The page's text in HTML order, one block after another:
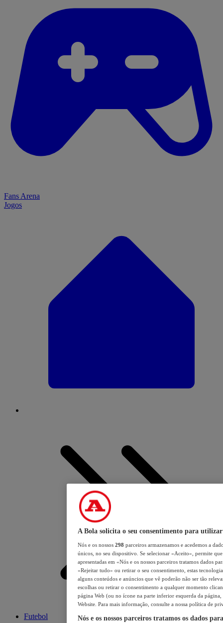
Fans Arena
Jogos
Futebol
A Bola solicita o seu consentimento para utilizar
Nós e os nossos 298 parceiros armazenamos e acedemos a
únicos, no seu dispositivo. Se selecionar «Aceito», permite
apresentadas em «Nós e os nossos parceiros tratamos dados
«Rejeitar tudo» ou retirar o seu consentimento, estas
alguns conteúdos e anúncios que vê poderão não ser tão
escolhas ou retirar o consentimento a qualquer momento
página Web (ou no ícone na parte inferior esquerda da página,
Website. Para mais informação, consulte a nossa política de
Nós e os nossos parceiros tratamos os dados